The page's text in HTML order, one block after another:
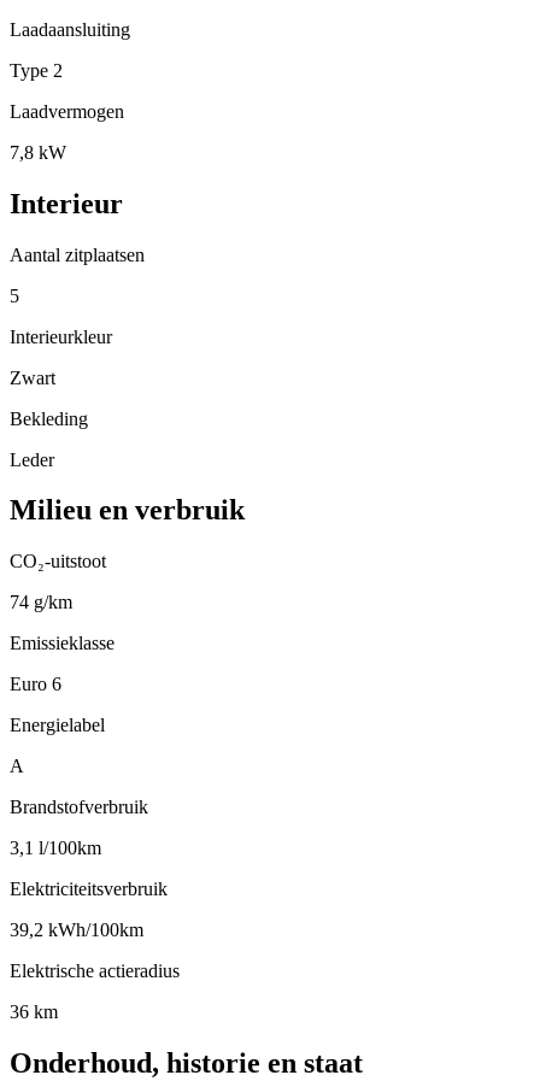
Laadaansluiting
Type 2
Laadvermogen
7,8 kW
Interieur
Aantal zitplaatsen
5
Interieurkleur
Zwart
Bekleding
Leder
Milieu en verbruik
CO₂-uitstoot
74 g/km
Emissieklasse
Euro 6
Energielabel
A
Brandstofverbruik
3,1 l/100km
Elektriciteitsverbruik
39,2 kWh/100km
Elektrische actieradius
36 km
Onderhoud, historie en staat